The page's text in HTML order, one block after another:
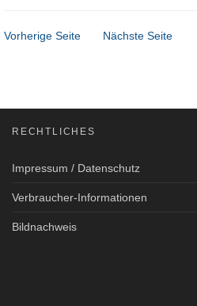
Vorherige Seite Nächste Seite
RECHTLICHES
Impressum / Datenschutz
Verbraucher-Informationen
Bildnachweis